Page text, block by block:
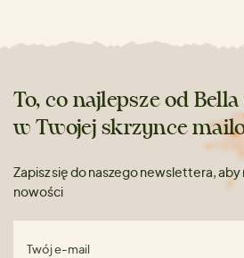
To, co najlepsze od
w Twojej skrzynce
Zapisz się do naszego newslettera,
nowości
Twój e-mail